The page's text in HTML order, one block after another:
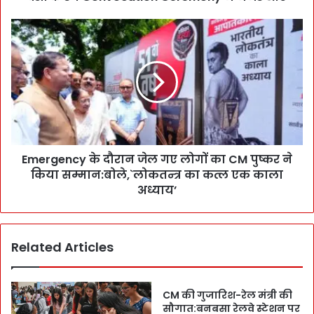
4
वि
दे
शी
S
t
D
g
e
:
E
m
e
r
g
e
ग
गों
का
Emergency के दौरान जेल गए लोगों का CM पुष्कर ने
किया सम्मान:बोले,`लोकतन्त्र का कत्ल एक काला
अध्याय’
Related Articles
CM की गुजारिश-रेल मंत्री की
सौगात:बनबसा रेलवे स्टेशन पर